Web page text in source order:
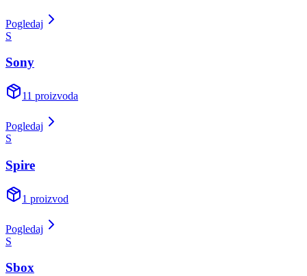
Pogledaj
S
Sony
11 proizvoda
Pogledaj
S
Spire
1 proizvod
Pogledaj
S
Sbox